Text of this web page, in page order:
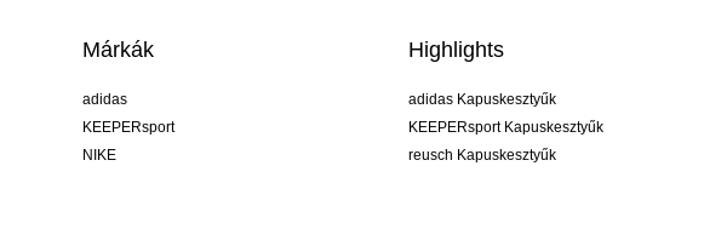
Márkák
adidas
KEEPERsport
NIKE
Highlights
adidas Kapuskesztyűk
KEEPERsport Kapuskesztyűk
reusch Kapuskesztyűk